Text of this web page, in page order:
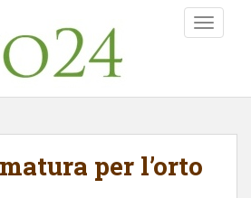
per l’orto